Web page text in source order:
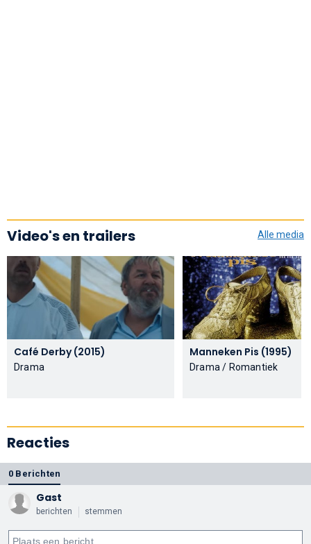
Video's en trailers Alle media
Café Derby (2015)
Drama
Manneken Pis (1995)
Drama / Romantiek
Reacties
0 Berichten
Gast
berichten stemmen